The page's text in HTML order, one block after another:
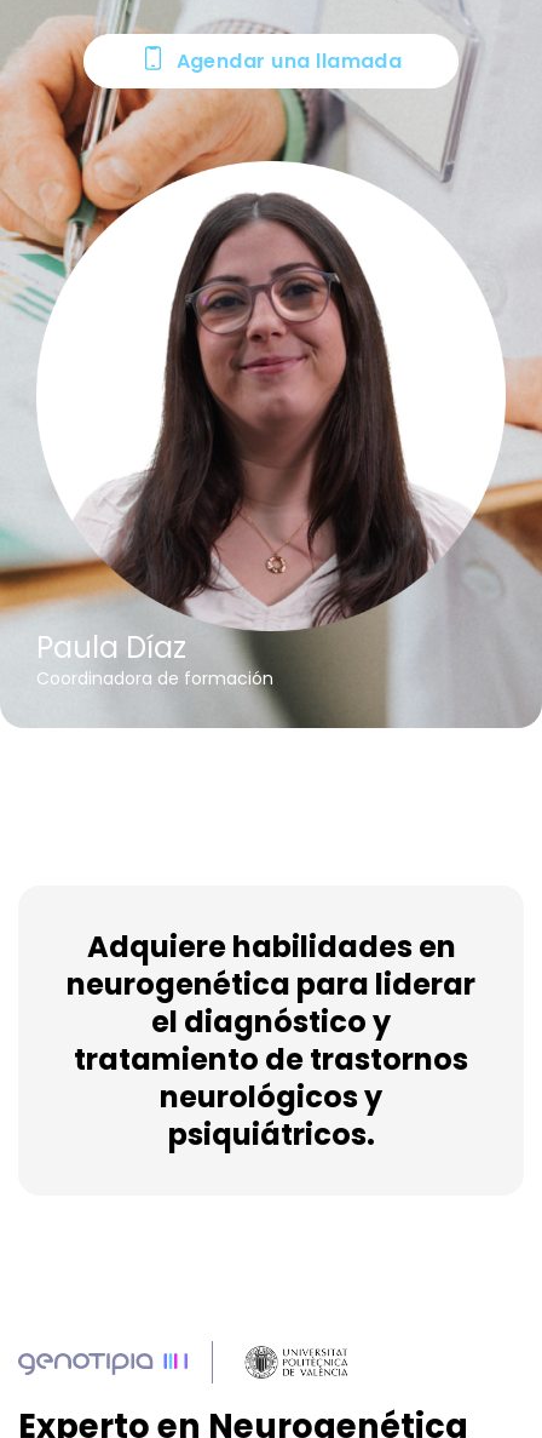
Paula Díaz
Coordinadora de formación
Agendar una llamada
Adquiere habilidades en
neurogenética para liderar
el diagnóstico y
tratamiento de trastornos
neurológicos y
psiquiátricos.
Experto en Neurogenética